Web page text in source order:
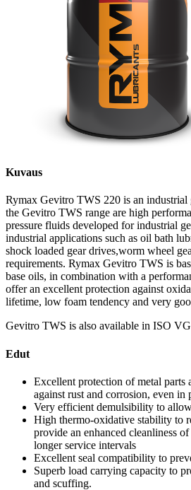
Kuvaus
Rymax Gevitro TWS 220 is an
the Gevitro TWS range are high
pressure fluids developed for industrial
industrial applications such as oil bath
shock loaded gear drives,worm wheel
requirements. Rymax Gevitro TWS is
base oils, in combination with a
offer an excellent protection against
lifetime, low foam tendency and very
Gevitro TWS is also available in ISO
Edut
Excellent protection of metal parts
against rust and corrosion, even in
Very efficient demulsibility to
High thermo-oxidative stability to
provide an enhanced cleanliness
longer service intervals
Excellent seal compatibility to
Superb load carrying capacity to
and scuffing.